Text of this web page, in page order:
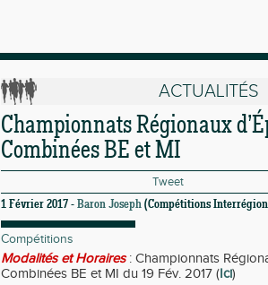
ACTUALITÉS
Championnats Régionaux
Combinées BE et MI
Tweet
1 Février 2017 - Baron Joseph (Compétitions
Compétitions
Modalités et Horaires: Championnats
Combinées BE et MI du 19 Fév. 2017 (Ici)